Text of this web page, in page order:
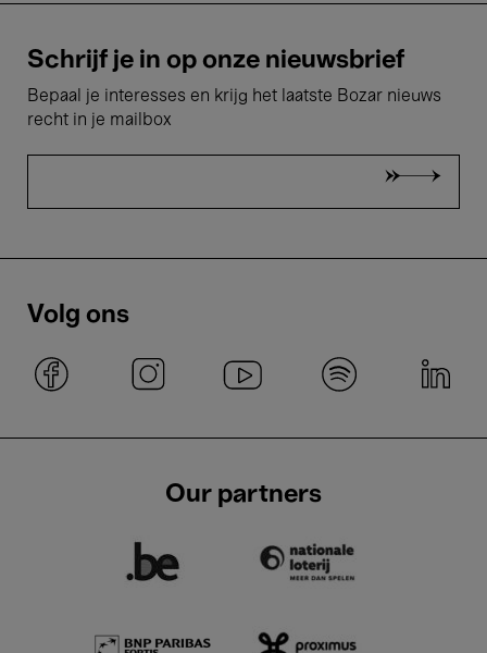
Schrijf je in op onze nieuwsbrief
Bepaal je interesses en krijg het laatste Bozar nieuws
recht in je mailbox
Volg ons
Our partners